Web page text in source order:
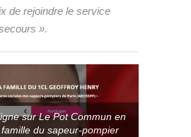
de rejoindre le service
».
sur Le Pot Commun en
du sapeur-pompier